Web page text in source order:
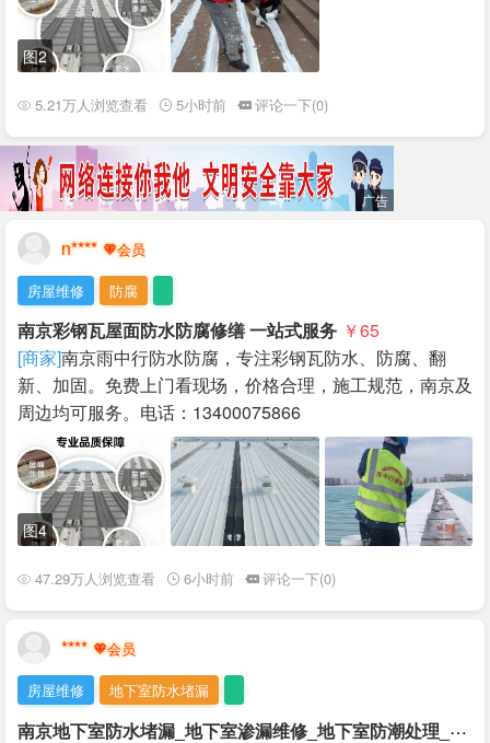
图2
5.21万人浏览查看 5小时前 评论一下(0)
n****
房屋维修 防腐
南京彩钢瓦屋面防水防腐修缮 一站式服务 ￥65
[商家]南京雨中行防水防腐，专注彩钢瓦防水、防腐、翻
新、加固。免费上门看现场，价格合理，施工规范，南京及
周边均可服务。电话：13400075866
图4
47.29万人浏览查看 6小时前 评论一下(0)
****
房屋维修 地下室防水堵漏
南
京地下室防水堵漏_地下室渗漏维修_地下室防潮处理_专业施工